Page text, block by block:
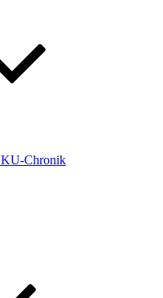
Chronik